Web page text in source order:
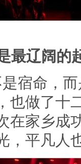
最辽阔的
宿命，
也做了十
在家乡成
，平凡人